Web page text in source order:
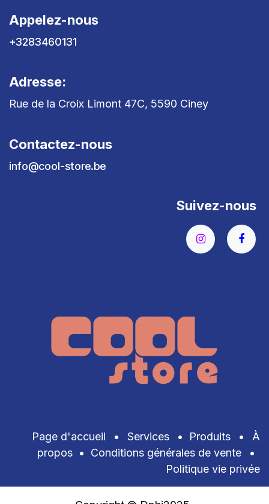
Appelez-nous
+3283460131
Adresse:
Rue de la Croix Limont 47C, 5590 Ciney
Contactez-nous
info@cool-store.be
Suivez-nous
Page d'accueil • Services • Produits •
À
propos • Conditions générales de vente
•
Politique vie privée